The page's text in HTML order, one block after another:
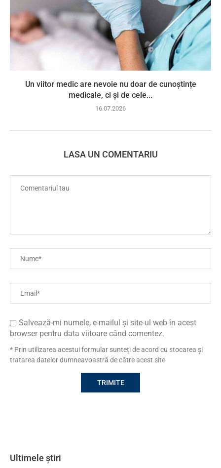
Un viitor medic are nevoie nu doar de cunoștințe
medicale, ci și de cele...
16.07.2026
LASA UN COMENTARIU
Salvează-mi numele, e-mailul și site-ul web în acest
browser pentru data viitoare când comentez.
* Prin utilizarea acestui formular sunteți de acord cu stocarea și
tratarea datelor dumneavoastră de către acest site
Ultimele știri